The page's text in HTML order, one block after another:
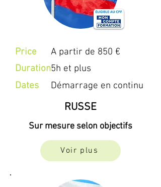
Price
Duration
Dates
A partir de 850 €
5h et plus
Démarrage en continu
RUSSE
Sur mesure selon objectifs
Voir plus